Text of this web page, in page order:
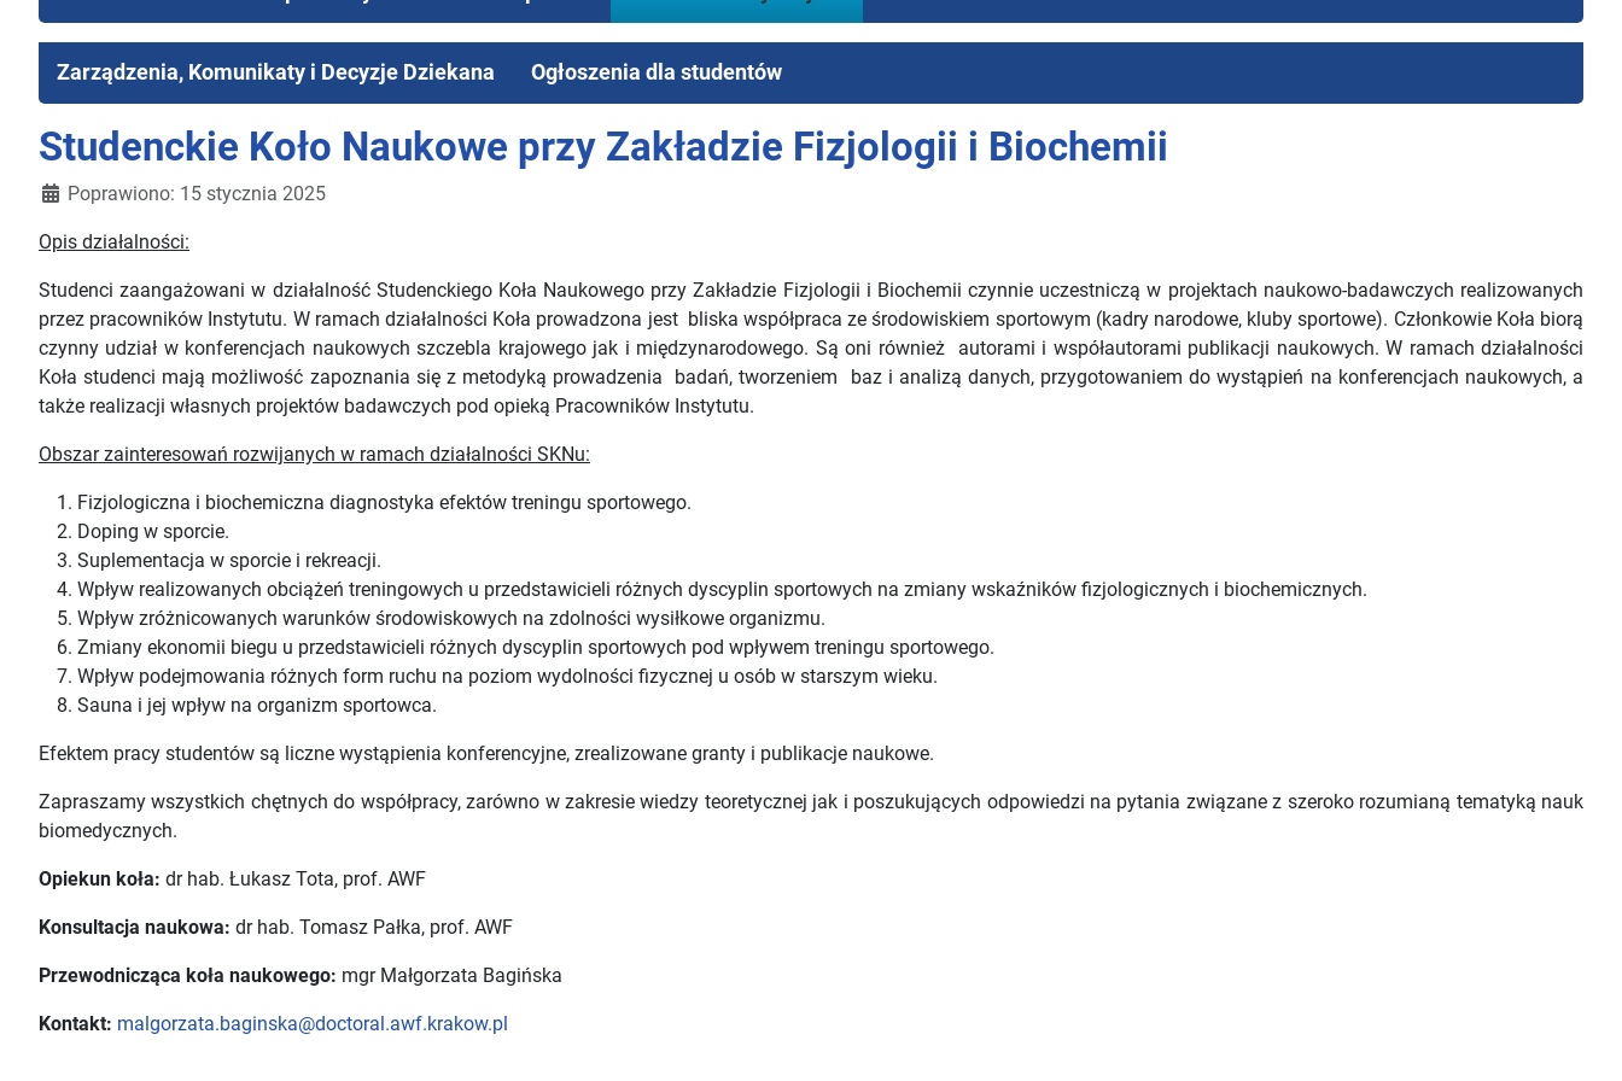
Zarządzenia, Komunikaty i Decyzje Dziekana Ogłoszenia dla studentów
Studenckie Koło Naukowe przy Zakładzie Fizjologii i Biochemii
Poprawiono: 15 stycznia 2025
Opis działalności:
Studenci zaangażowani w działalność Studenckiego Koła Naukowego przy Zakładzie Fizjologii i Biochemii czynnie uczestniczą w projektach naukowo-badawczych realizowanych
przez pracowników Instytutu. W ramach działalności Koła prowadzona jest bliska współpraca ze środowiskiem sportowym (kadry narodowe, kluby sportowe). Członkowie Koła biorą
czynny udział w konferencjach naukowych szczebla krajowego jak i międzynarodowego. Są oni również autorami i współautorami publikacji naukowych. W ramach działalności
Koła studenci mają możliwość zapoznania się z metodyką prowadzenia badań, tworzeniem baz i analizą danych, przygotowaniem do wystąpień na konferencjach naukowych, a
także realizacji własnych projektów badawczych pod opieką Pracowników Instytutu.
Obszar zainteresowań rozwijanych w ramach działalności SKNu:
Fizjologiczna i biochemiczna diagnostyka efektów treningu sportowego.
Doping w sporcie.
Suplementacja w sporcie i rekreacji.
Wpływ realizowanych obciążeń treningowych u przedstawicieli różnych dyscyplin sportowych na zmiany wskaźników fizjologicznych i biochemicznych.
Wpływ zróżnicowanych warunków środowiskowych na zdolności wysiłkowe organizmu.
Zmiany ekonomii biegu u przedstawicieli różnych dyscyplin sportowych pod wpływem treningu sportowego.
Wpływ podejmowania różnych form ruchu na poziom wydolności fizycznej u osób w starszym wieku.
Sauna i jej wpływ na organizm sportowca.
Efektem pracy studentów są liczne wystąpienia konferencyjne, zrealizowane granty i publikacje naukowe.
Zapraszamy wszystkich chętnych do współpracy, zarówno w zakresie wiedzy teoretycznej jak i poszukujących odpowiedzi na pytania związane z szeroko rozumianą tematyką nauk
biomedycznych.
Opiekun koła: dr hab. Łukasz Tota, prof. AWF
Konsultacja naukowa: dr hab. Tomasz Pałka, prof. AWF
Przewodnicząca koła naukowego: mgr Małgorzata Bagińska
Kontakt: malgorzata.baginska@doctoral.awf.krakow.pl